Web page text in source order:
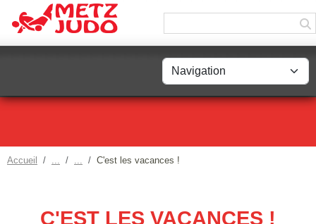
Accueil C'est les vacances !
C'EST LES VACANCES !
Panneau de gestion des cookies